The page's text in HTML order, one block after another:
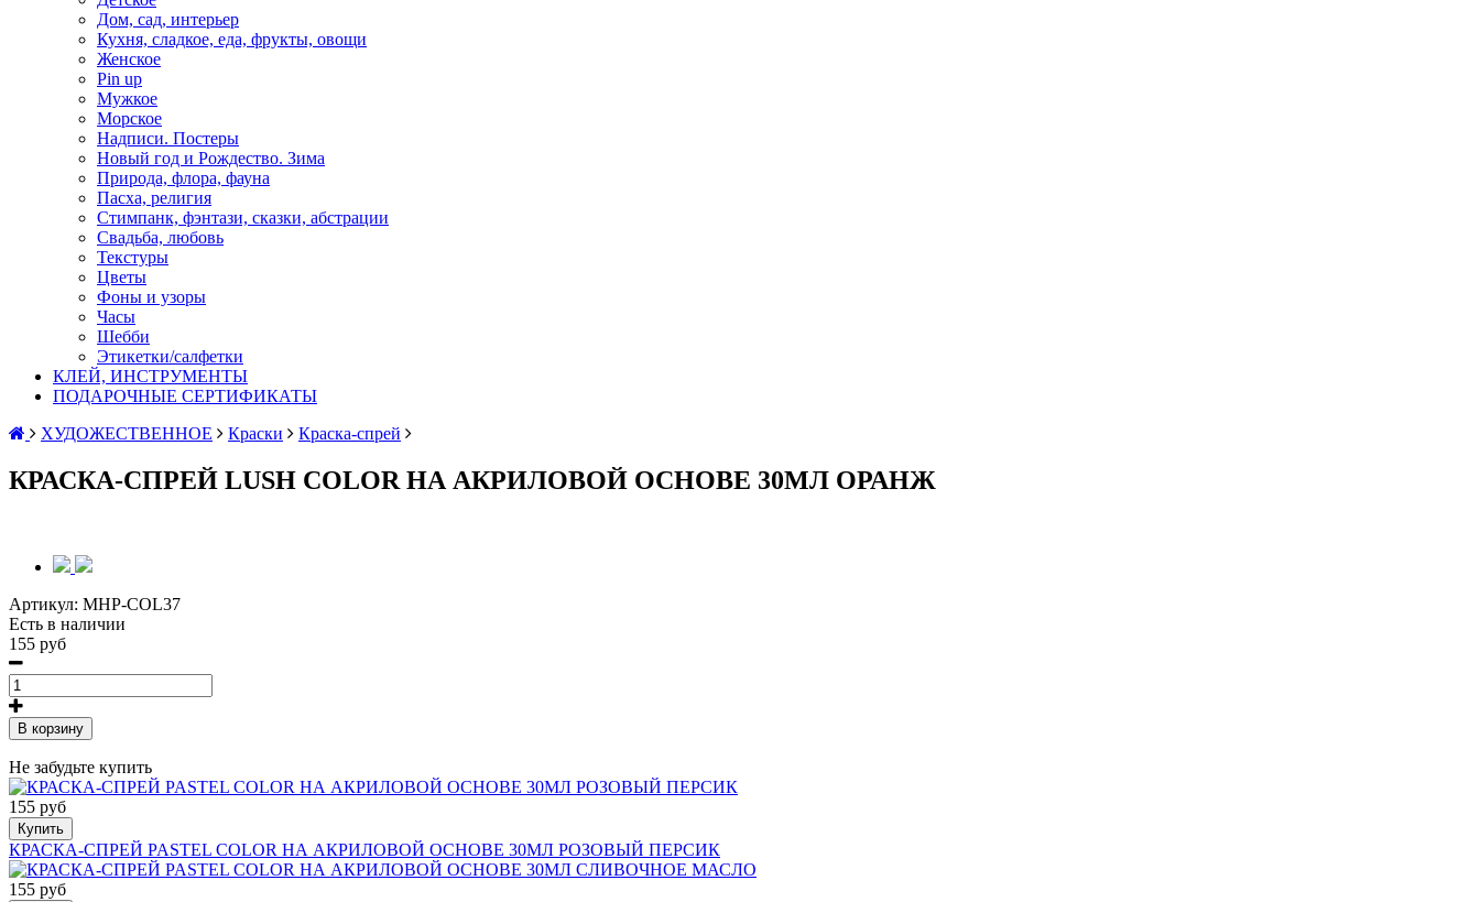
Дом, сад, интерьер
Кухня, сладкое, еда, фрукты, овощи
Женское
Pin up
Мужкое
Морское
Надписи. Постеры
Новый год и Рождество. Зима
Природа, флора, фауна
Пасха, религия
Стимпанк, фэнтази, сказки, абстрации
Свадьба, любовь
Текстуры
Цветы
Фоны и узоры
Часы
Шебби
Этикетки/салфетки
КЛЕЙ, ИНСТРУМЕНТЫ
ПОДАРОЧНЫЕ СЕРТИФИКАТЫ
ХУДОЖЕСТВЕННОЕ
Краски Краска-спрей
КРАСКА-СПРЕЙ LUSH COLOR НА АКРИЛОВОЙ ОСНОВЕ 30МЛ ОРАНЖ
Артикул: MHP-COL37
Есть в наличии
155 руб
В корзину
Не забудьте купить
155 руб
Купить
КРАСКА-СПРЕЙ PASTEL COLOR НА АКРИЛОВОЙ ОСНОВЕ 30МЛ РОЗОВЫЙ ПЕРСИК
155 руб